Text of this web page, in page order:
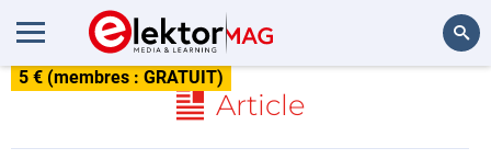
5 € (membres : GRATUIT)
Article